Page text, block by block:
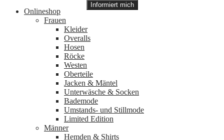
Informiert mich
Onlineshop
Frauen
Kleider
Overalls
Hosen
Röcke
Westen
Oberteile
Jacken & Mäntel
Unterwäsche & Socken
Bademode
Umstands- und Stillmode
Limited Edition
Männer
Hemden & Shirts